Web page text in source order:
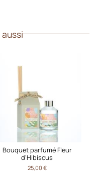
Bouquet parfumé Fleur
d'Hibiscus
25,00 €